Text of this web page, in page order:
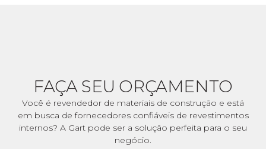
FAÇA SEU ORÇAMENTO
Você é revendedor de materiais de construção e está
em busca de fornecedores confiáveis de revestimentos
internos? A Gart pode ser a solução perfeita para o seu
negócio.